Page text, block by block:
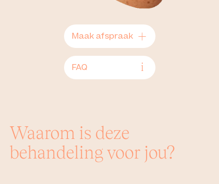
Maak afspraak +
FAQ i
Waarom is deze
behandeling voor jou?